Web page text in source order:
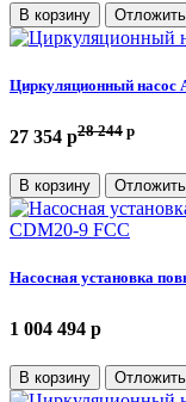
В корзину Отложить
Циркуляционный насос
27 354 p28 244 p
В корзину Отложить
Насосная установка
1 004 494 p
В корзину Отложить